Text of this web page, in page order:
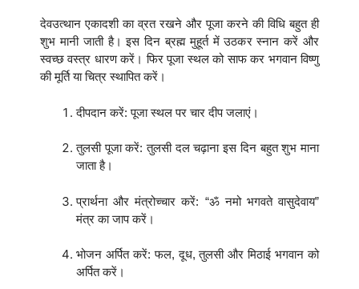
देवउत्थान एकादशी का व्रत रखने और पूजा करने की विधि बहुत ही
शुभ मानी जाती है। इस दिन ब्रह्म मुहूर्त में उठकर स्नान करें और
स्वच्छ वस्त्र धारण करें। फिर पूजा स्थल को साफ कर भगवान विष्णु
की मूर्ति या चित्र स्थापित करें।
दीपदान करें: पूजा स्थल पर चार दीप जलाएं।
तुलसी पूजा करें: तुलसी दल चढ़ाना इस दिन बहुत शुभ माना
जाता है।
प्रार्थना और मंत्रोच्चार करें: “ॐ नमो भगवते वासुदेवाय”
मंत्र का जाप करें।
भोजन अर्पित करें: फल, दूध, तुलसी और मिठाई भगवान को
अर्पित करें।